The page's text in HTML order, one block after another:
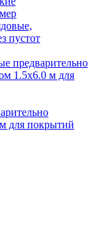
пустот
предварительно
1.5х6.0 м для
для покрытий